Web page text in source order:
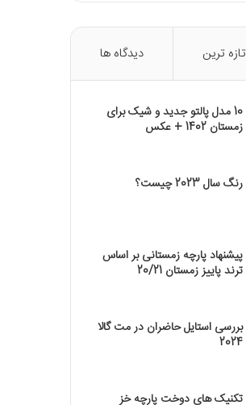
تازه ترین دیدگاه ها
10 مدل پالتو جدید و شیک برای
زمستان 1402 + عکس
رنگ سال 2023 چیست؟
پیشنهاد پارچه زمستانی بر اساس
ترند پاییز زمستان 20/21
بررسی استایل حاضران در مت گالا
2024
تکنیک‌ های دوخت پارچه خز